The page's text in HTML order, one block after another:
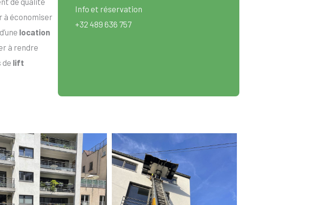
à économiser
location
à rendre
de lift
Info et réservation
+32 489 636 757